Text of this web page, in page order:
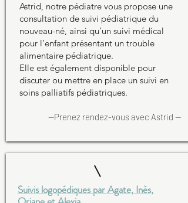
Astrid, notre pédiatre vous propose une
consultation de suivi pédiatrique du
nouveau-né, ainsi qu’un suivi médical
pour l’enfant présentant un trouble
alimentaire pédiatrique.
Elle est également disponible pour
discuter ou mettre en place un suivi en
soins palliatifs pédiatriques.
--Prenez rendez-vous avec Astrid --
Suivis logopédiques par Agate, Inès,